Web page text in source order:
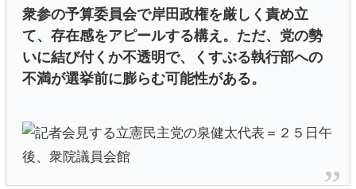
衆参の予算委員会で岸田政権を厳しく責め立
て、存在感をアピールする構え。ただ、党の勢
いに結び付くか不透明で、くすぶる執行部への
不満が選挙前に膨らむ可能性がある。